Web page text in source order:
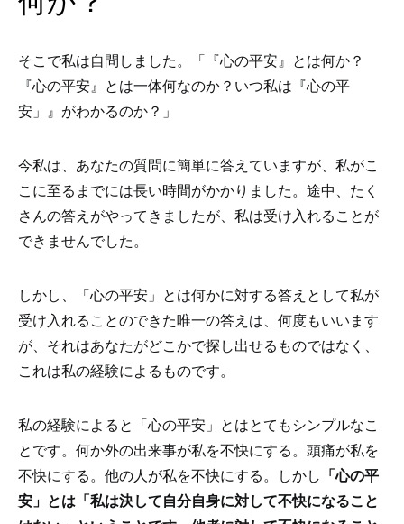
そこで私は自問しました。「『心の平安』とは何か？
『心の平安』とは一体何なのか？いつ私は『心の平
安」』がわかるのか？」
今私は、あなたの質問に簡単に答えていますが、私がこ
こに至るまでには長い時間がかかりました。途中、たく
さんの答えがやってきましたが、私は受け入れることが
できませんでした。
しかし、「心の平安」とは何かに対する答えとして私が
受け入れることのできた唯一の答えは、何度もいいます
が、それはあなたがどこかで探し出せるものではなく、
これは私の経験によるものです。
私の経験によると「心の平安」とはとてもシンプルなこ
とです。何か外の出来事が私を不快にする。頭痛が私を
不快にする。他の人が私を不快にする。しかし
「心の平
安」とは「私は決して自分自身に対して不快になること